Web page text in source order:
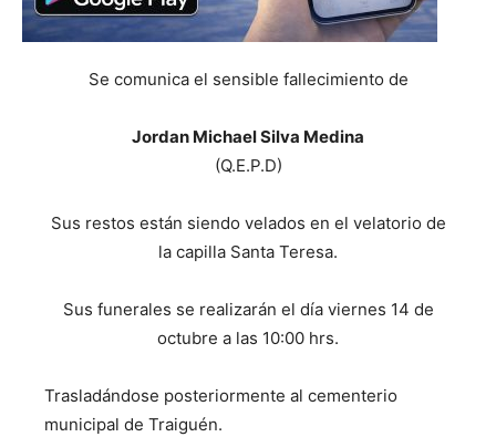
Se comunica el sensible fallecimiento de
Jordan Michael Silva Medina
(Q.E.P.D)
Sus restos están siendo velados en el velatorio de
la capilla Santa Teresa.
Sus funerales se realizarán el día viernes 14 de
octubre a las 10:00 hrs.
Trasladándose posteriormente al cementerio
municipal de Traiguén.